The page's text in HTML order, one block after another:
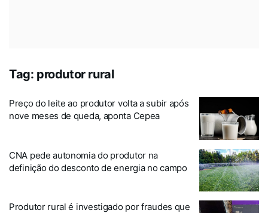
Tag: produtor rural
Preço do leite ao produtor volta a subir após
nove meses de queda, aponta Cepea
CNA pede autonomia do produtor na
definição do desconto de energia no campo
Produtor rural é investigado por fraudes que